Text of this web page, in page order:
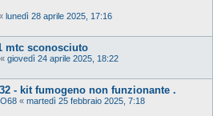
lunedì 28 aprile 2025, 17:16
mtc sconosciuto
« giovedì 24 aprile 2025, 18:22
- kit fumogeno non funzionante .
« martedì 25 febbraio 2025, 7:18